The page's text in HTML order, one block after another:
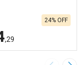
,29
24% OFF